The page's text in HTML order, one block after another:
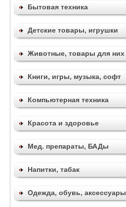
Бытовая техника
Детские товары, игрушки
Животные, товары для них
Книги, игры, музыка, софт
Компьютерная техника
Красота и здоровье
Мед. препараты, БАДы
Напитки, табак
Одежда, обувь, аксессуары